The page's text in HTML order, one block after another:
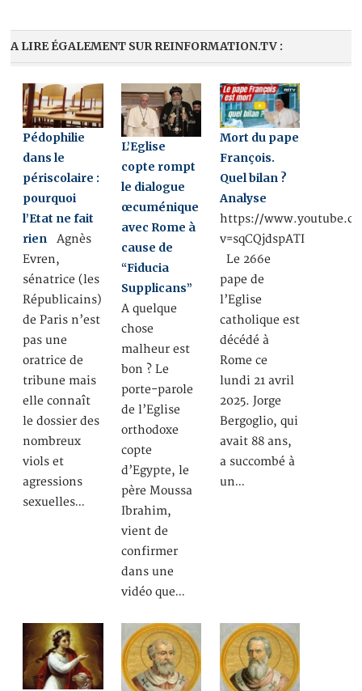
A LIRE ÉGALEMENT SUR REINFORMATION.TV :
Pédophilie
dans le
périscolaire :
pourquoi
l’Etat ne fait
rien Agnès
Evren,
sénatrice (les
Républicains)
de Paris n’est
pas une
oratrice de
tribune mais
elle connaît
le dossier des
nombreux
viols et
agressions
sexuelles…
L’Eglise
copte rompt
le dialogue
œcuménique
avec Rome à
cause de
“Fiducia
Supplicans”
A quelque
chose
malheur est
bon ? Le
porte-parole
de l’Eglise
orthodoxe
copte
d’Egypte, le
père Moussa
Ibrahim,
vient de
confirmer
dans une
vidéo que…
Mort du pape
François.
Quel bilan ?
Analyse
https://
v=sqCQjdspATI
Le 266e
pape de
l’Eglise
catholique est
décédé à
Rome ce
lundi 21 avril
2025. Jorge
Bergoglio, qui
avait 88 ans,
a succombé à
un…